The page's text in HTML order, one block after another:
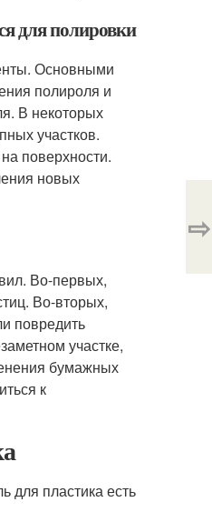
для полировки
Основными
полироля и
В некоторых
участков.
поверхности.
новых
Во-первых,
Во-вторых,
повредить
участке,
бумажных
к
для пластика есть
⇨